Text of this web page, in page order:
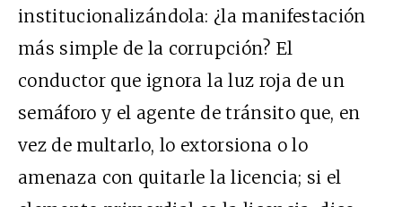
institucionalizándola: ¿la manifestación
más simple de la corrupción? El
conductor que ignora la luz roja de un
semáforo y el agente de tránsito que, en
vez de multarlo, lo extorsiona o lo
amenaza con quitarle la licencia; si el